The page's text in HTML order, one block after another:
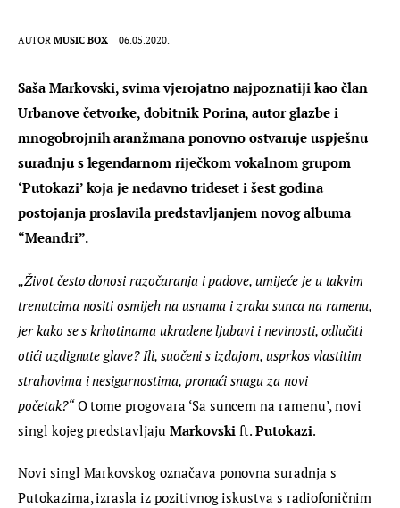
AUTOR MUSIC BOX 06.05.2020.
Saša Markovski, svima vjerojatno najpoznatiji kao član
Urbanove četvorke, dobitnik Porina, autor glazbe i
mnogobrojnih aranžmana ponovno ostvaruje uspješnu
suradnju s legendarnom riječkom vokalnom grupom
‘Putokazi’ koja je nedavno trideset i šest godina
postojanja proslavila predstavljanjem novog albuma
“Meandri”.
„Život često donosi razočaranja i padove, umijeće je u takvim
trenutcima nositi osmijeh na usnama i zraku sunca na ramenu,
jer kako se s krhotinama ukradene ljubavi i nevinosti, odlučiti
otići uzdignute glave? Ili, suočeni s izdajom, usprkos vlastitim
strahovima i nesigurnostima, pronaći snagu za novi
početak?“ O tome progovara ‘Sa suncem na ramenu’, novi
singl kojeg predstavljaju Markovski ft. Putokazi.
Novi singl Markovskog označava ponovna suradnja s
Putokazima, izrasla iz pozitivnog iskustva s radiofoničnim